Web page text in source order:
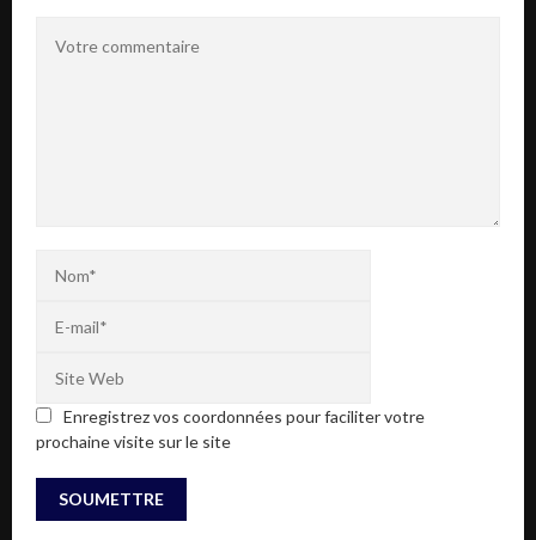
Enregistrez vos coordonnées pour faciliter votre
prochaine visite sur le site